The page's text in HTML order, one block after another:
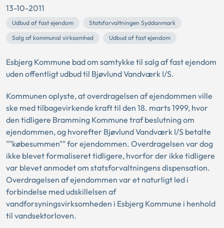
13-10-2011
Udbud af fast ejendom
Statsforvaltningen Syddanmark
Salg af kommunal virksomhed
Udbud af fast ejendom
Esbjerg Kommune bad om samtykke til salg af fast ejendom
uden offentligt udbud til Bjøvlund Vandværk I/S.
Kommunen oplyste, at overdragelsen af ejendommen ville
ske med tilbagevirkende kraft til den 18. marts 1999, hvor
den tidligere Bramming Kommune traf beslutning om
ejendommen, og hvorefter Bjøvlund Vandværk I/S betalte
""købesummen"" for ejendommen. Overdragelsen var dog
ikke blevet formaliseret tidligere, hvorfor der ikke tidligere
var blevet anmodet om statsforvaltningens dispensation.
Overdragelsen af ejendommen var et naturligt led i
forbindelse med udskillelsen af
vandforsyningsvirksomheden i Esbjerg Kommune i henhold
til vandsektorloven.